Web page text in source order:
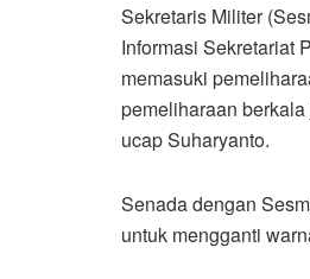
Sekretaris Militer
Informasi Sekretariat
memasuki
pemeliharaan berkala
ucap Suharyanto.
Senada dengan
untuk mengganti